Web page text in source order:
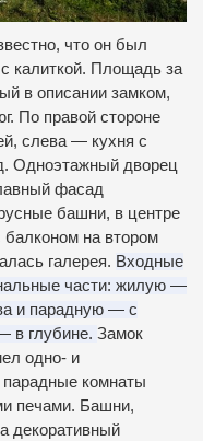
что он был
калиткой. Площадь за
в описании замком,
По правой стороне
слева — кухня с
Одноэтажный дворец
фасад
башни, в центре
на втором
галерея. Входные
части: жилую —
и парадную — с
в глубине. Замок
одно- и
комнаты
печами. Башни,
декоративный